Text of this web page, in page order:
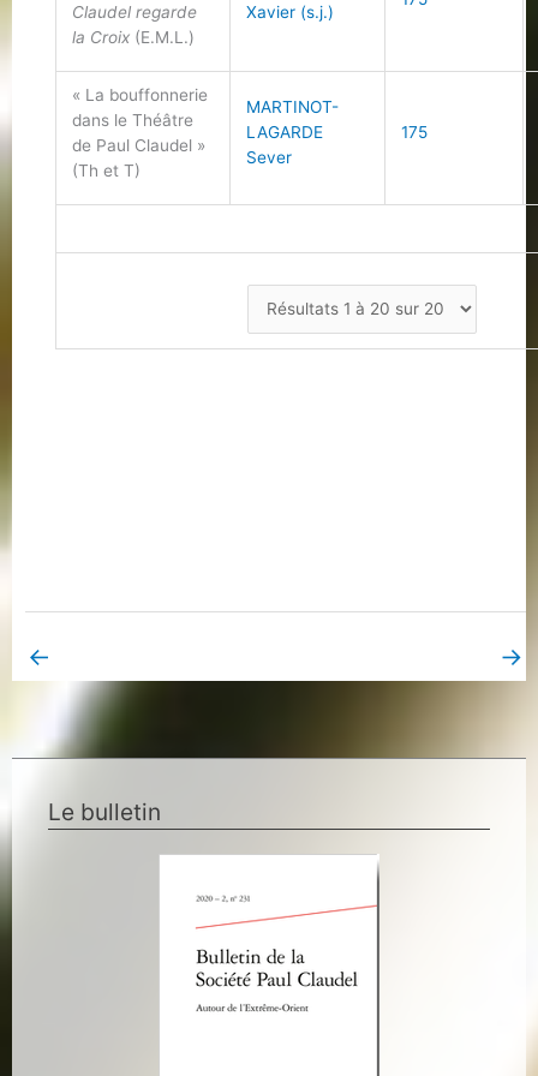
Claudel regarde
la Croix (E.M.L.)
Xavier (s.j.)
« La bouffonnerie
dans le Théâtre
de Paul Claudel »
(Th et T)
MARTINOT-
LAGARDE
Sever
175
← →
Le bulletin